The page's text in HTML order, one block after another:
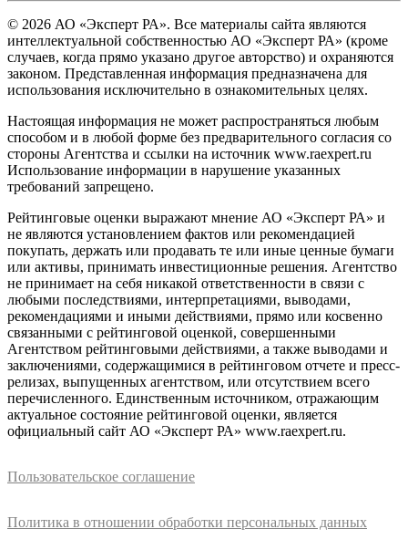
© 2026 АО «Эксперт РА». Все материалы сайта являются
интеллектуальной собственностью АО «Эксперт РА» (кроме
случаев, когда прямо указано другое авторство) и охраняются
законом. Представленная информация предназначена для
использования исключительно в ознакомительных целях.
Настоящая информация не может распространяться любым
способом и в любой форме без предварительного согласия со
стороны Агентства и ссылки на источник www.raexpert.ru
Использование информации в нарушение указанных
требований запрещено.
Рейтинговые оценки выражают мнение АО «Эксперт РА» и
не являются установлением фактов или рекомендацией
покупать, держать или продавать те или иные ценные бумаги
или активы, принимать инвестиционные решения. Агентство
не принимает на себя никакой ответственности в связи с
любыми последствиями, интерпретациями, выводами,
рекомендациями и иными действиями, прямо или косвенно
связанными с рейтинговой оценкой, совершенными
Агентством рейтинговыми действиями, а также выводами и
заключениями, содержащимися в рейтинговом отчете и пресс-
релизах, выпущенных агентством, или отсутствием всего
перечисленного. Единственным источником, отражающим
актуальное состояние рейтинговой оценки, является
официальный сайт АО «Эксперт РА» www.raexpert.ru.
Пользовательское соглашение
Политика в отношении обработки персональных данных